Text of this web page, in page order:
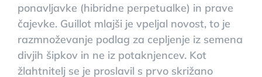
ponavljavke (hibridne perpetualke) in prave
čajevke. Guillot mlajši je vpeljal novost, to je
razmnoževanje podlag za cepljenje iz semena
divjih šipkov in ne iz potaknjencev. Kot
žlahtnitelj se je proslavil s prvo skrižano